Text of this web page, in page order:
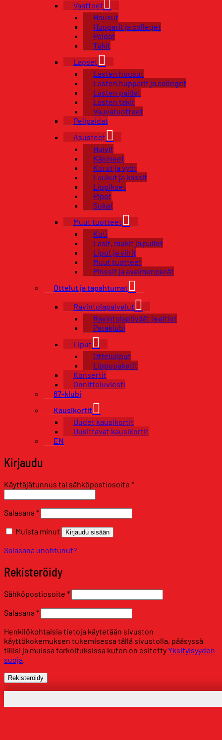
Vaatteet
Housut
Hupparit ja colleget
Paidat
Takit
Lapset
Lasten housut
Lasten hupparit ja colleget
Lasten paidat
Lasten takit
Vauvatuotteet
Pelipaidat
Asusteet
Huivit
Käsineet
Korut ja vyöt
Laukut ja kassit
Lippikset
Pipot
Sukat
Muut tuotteet
Koti
Lasit, mukit ja pullot
Liput ja viirit
Muut tuotteet
Pinssit ja avaimenperät
Ottelut ja tapahtumat
Ravintolapalvelut
Ravintolapöydät ja aitiot
Pataklubi
Liput
Otteluliput
Lippupaketit
Konsertit
Onnitteluviesti
67-klubi
Kausikortit
Uudet kausikortit
Uusittavat kausikortit
EN
Kirjaudu
Käyttäjätunnus tai sähköpostiosoite *Vaaditaan
Salasana *Vaaditaan
Muista minut Kirjaudu sisään
Salasana unohtunut?
Rekisteröidy
Sähköpostiosoite *Vaaditaan
Salasana *Vaaditaan
Henkilökohtaisia tietoja käytetään sivuston
käyttökokemuksen tukemisessa tällä sivustolla, pääsyssä
tiliisi ja muissa tarkoituksissa kuten on esitettyYksityisyyden
suoja
Rekisteröidy